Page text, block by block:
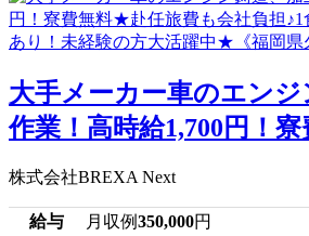
大手メーカー車のエンジ
作業！高時給1,700円！
株式会社BREXA Next
給与 月収例350,000円